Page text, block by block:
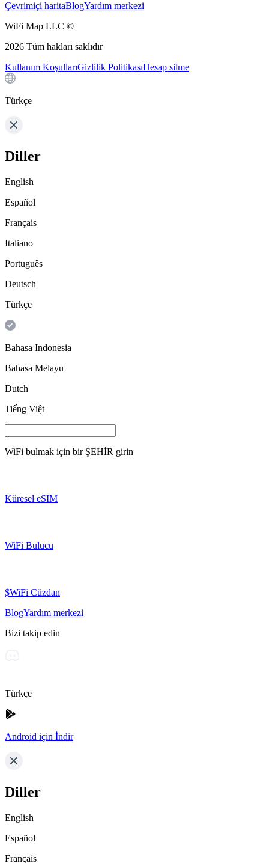
Çevrimiçi haritaBlogYardım merkezi
WiFi Map LLC ©
2026 Tüm hakları saklıdır
Kullanım KoşullarıGizlilik PolitikasıHesap silme
Türkçe
Diller
English
Español
Français
Italiano
Português
Deutsch
Türkçe
Bahasa Indonesia
Bahasa Melayu
Dutch
Tiếng Việt
WiFi bulmak için bir ŞEHİR girin
Küresel eSIM
WiFi Bulucu
$WiFi Cüzdan
BlogYardım merkezi
Bizi takip edin
Türkçe
Android için İndir
Diller
English
Español
Français